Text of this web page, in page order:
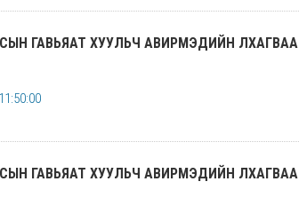
ГАВЬЯАТ ХУУЛЬЧ АВИРМЭДИЙН ЛХАГВАА
ГАВЬЯАТ ХУУЛЬЧ АВИРМЭДИЙН ЛХАГВАА